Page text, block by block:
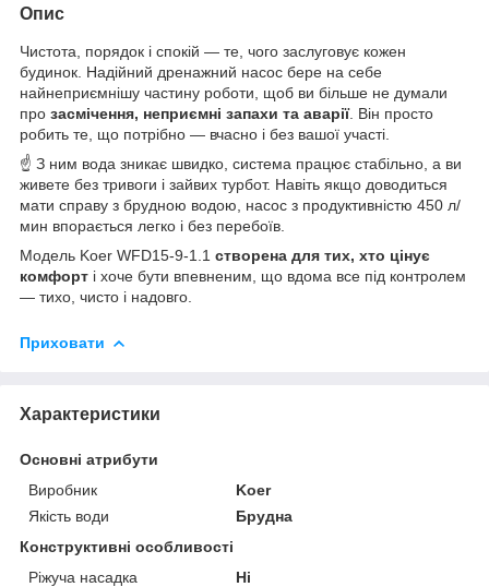
Опис
Чистота, порядок і спокій — те, чого заслуговує кожен
будинок. Надійний дренажний насос бере на себе
найнеприємнішу частину роботи, щоб ви більше не думали
про засмічення, неприємні запахи та аварії. Він просто
робить те, що потрібно — вчасно і без вашої участі.
☝ З ним вода зникає швидко, система працює стабільно, а ви
живете без тривоги і зайвих турбот. Навіть якщо доводиться
мати справу з брудною водою, насос з продуктивністю 450 л/
мин впорається легко і без перебоїв.
Модель Koer WFD15-9-1.1 створена для тих, хто цінує
комфорт і хоче бути впевненим, що вдома все під контролем
— тихо, чисто і надовго.
Приховати
Характеристики
Основні атрибути
Виробник
Koer
Якість води
Брудна
Конструктивні особливості
Ріжуча насадка
Ні